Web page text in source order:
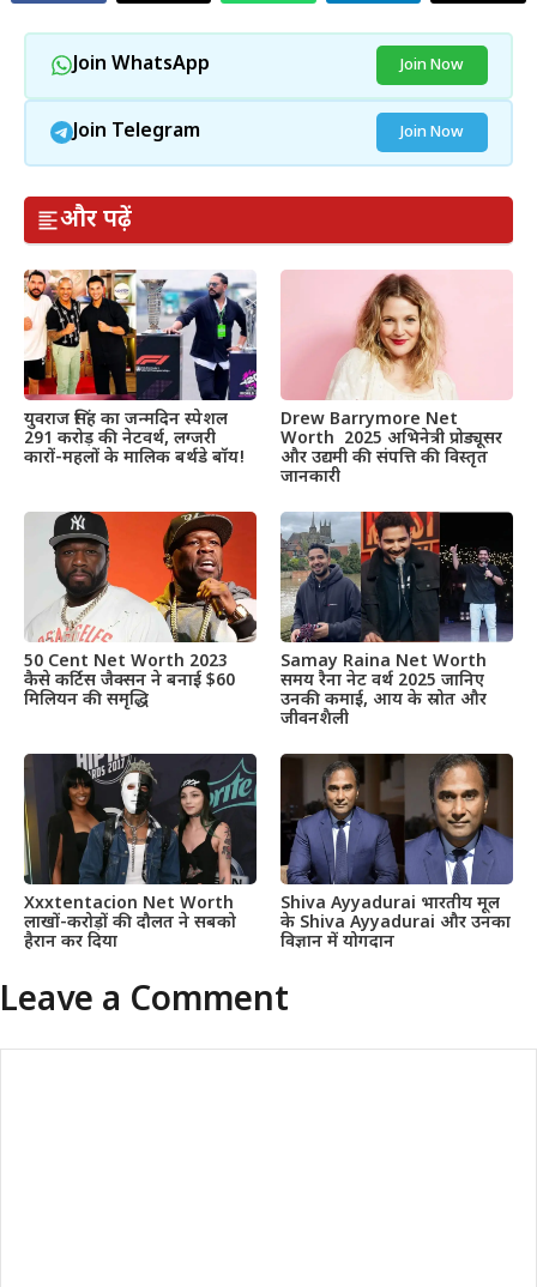
Join WhatsApp Join Now
Join Telegram Join Now
और पढ़ें
युवराज सिंह का जन्मदिन स्पेशल
291 करोड़ की नेटवर्थ, लग्जरी
कारों-महलों के मालिक बर्थडे बॉय!
Drew Barrymore Net
Worth 2025 अभिनेत्री प्रोड्यूसर
और उद्यमी की संपत्ति की विस्तृत
जानकारी
50 Cent Net Worth 2023
कैसे कर्टिस जैक्सन ने बनाई $60
मिलियन की समृद्धि
Samay Raina Net Worth
समय रैना नेट वर्थ 2025 जानिए
उनकी कमाई, आय के स्रोत और
जीवनशैली
Xxxtentacion Net Worth
लाखों-करोड़ों की दौलत ने सबको
हैरान कर दिया
Shiva Ayyadurai भारतीय मूल
के Shiva Ayyadurai और उनका
विज्ञान में योगदान
Leave a Comment